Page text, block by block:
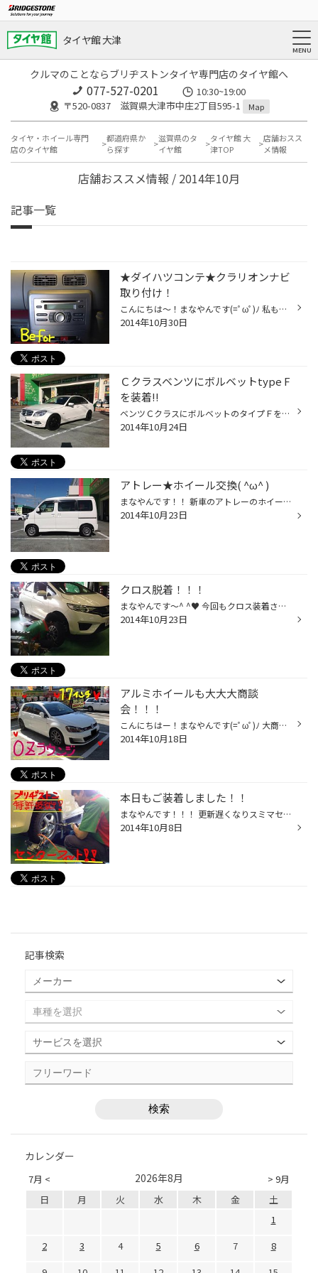
タイヤ館 大津
クルマのことならブリヂストンタイヤ専門店のタイヤ館へ
077-527-0201
10:30~19:00
〒520-0837 滋賀県大津市中庄2丁目595-1
Map
タイヤ・ホイール専門
店のタイヤ館
都道府県か
ら探す
滋賀県のタ
イヤ館
タイヤ館 大
津TOP
店舗おスス
メ情報
店舗おススメ情報 / 2014年10月
記事一覧
★ダイハツコンテ★クラリオンナビ
取り付け！
こんにちは〜！まなやんです(=ﾟωﾟ)ﾉ 私も乗っている(^^) ムーブコンテにカーナビを取り付けしました！！ Bluetooth搭載で携帯の音楽も聴けちゃう☆*:.｡. o(≧▽≦)o .｡.:*☆ DVDも見られますよ！！ そして！カワイイページを見つけました(*^◯^*) お出かけマップも搭載されており、行きたい所もココから ...
2014年10月30日
Ｃクラスベンツにボルベットtype F
を装着!!
ベンツＣクラスにボルベットのタイプＦを装着しました。 スタッドレスタイヤとセットでご購入いただきましたが、 今回はクロス脱着により、ボルベットタイプＦを夏タイヤに装着。 夏タイヤを外した冬用の純正ホイールは、ご自身でコーティングされるとのことで いったんお持ち帰り（＾＾） タイプＦ...
2014年10月24日
アトレー★ホイール交換( ^ω^ )
まなやんです！！ 新車のアトレーのホイールを交換させて頂きました！！ 鉄のホイールでしたので、軽量ホイールのエコフォルムを装着！！ 見た目もいい感じに変わりました！！( ´ ▽ ` )ﾉ❤️ また感想お待ちしてますネ(*^◯^*) 新車のお車も大歓迎！！！アトレーみたいに ホイールだけ換えちゃうことも...
2014年10月23日
クロス脱着！！！
まなやんです〜^ ^♥️ 今回もクロス装着させて頂きました！！ 純正ホイールを冬用に♪( ´▽｀) ブリヂストンのエコフォルムSE１２を夏タイヤに装着しました！！ 見た目もカッコ良く！そして足元も軽〜くなりました(o^^o)♥️ また１００キロ点検でお待ちしております！！
2014年10月23日
アルミホイールも大大大商談
会！！！
こんにちはー！まなやんです(=ﾟωﾟ)ﾉ 大商談会開催中〜( ´ ▽ ` )ﾉ 本日もたくさんのご来店ありがとうございます！！ 夏・冬タイヤ共にお買い得な期間です(*^o^*)❤️ が！！！！ さらにタイヤ＋アルミホイールもセットでご購入して頂きますと？？ さ・ら・に！！！お得になるんです〜！！！ ですのでイ...
2014年10月18日
本日もご装着しました！！
まなやんです！！！ 更新遅くなりスミマセン(ｰ ｰ;) 10月ですが！！本日も冬タイヤ装着させて頂きました！ あんまり距離も乗られないという事で それならば！！ということで早々に装着しました＼(^o^)／ 冬タイヤって柔らかいし早く減るんちゃうの？？ いえいえ、実は違うんですねぇ〜(^o^) 走行条件...
2014年10月8日
記事検索
カレンダー
7月 < > 9月
2026年8月
日 月 火 水 木 金
土
1
2
3 4 5 6 7
8